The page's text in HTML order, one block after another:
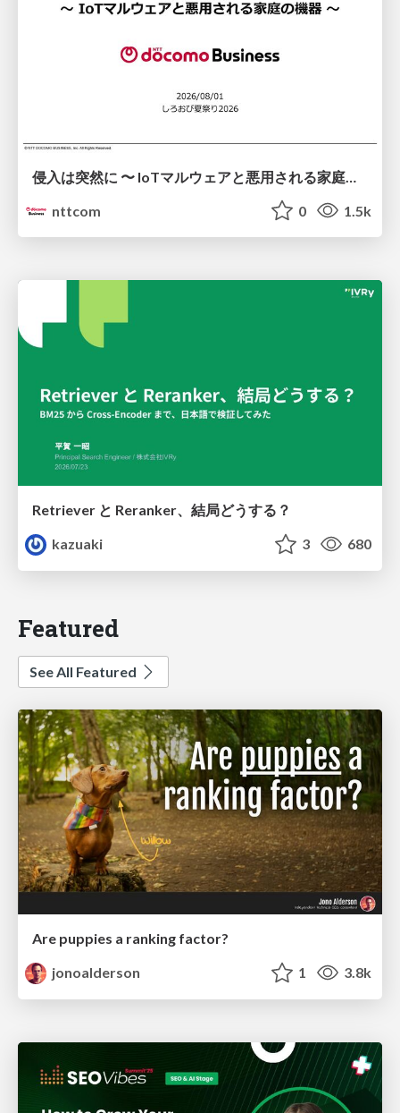
nttcom
0 1.5k
Retriever と Reranker、結局どうする？
kazuaki
3 680
Featured
See All Featured
Are puppies a ranking factor?
jonoalderson
1 3.8k